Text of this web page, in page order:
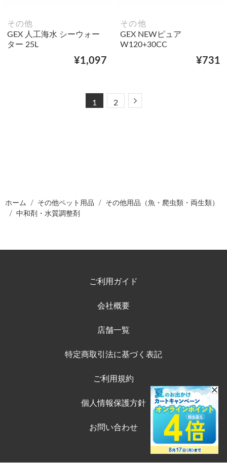
その他
GEX 人工海水 シーウォー
ター 25L
¥1,097
その他
GEX NEWピュア
W120+30CC
¥731
1 2 Next
ホーム その他ペット用品
その他用品（魚・爬虫類・両生類）
中和剤・水質調整剤
ご利用ガイド
会社概要
店舗一覧
特定商取引法に基づく表記
ご利用規約
個人情報保護方針
お問い合わせ